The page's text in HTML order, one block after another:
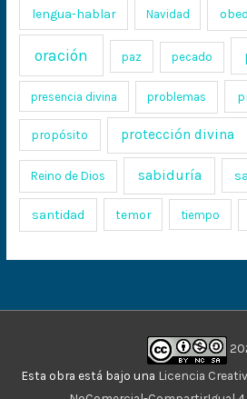
lengua-hablar Navidad
oración paz pecado
presencia divina problemas
propósito protección divina
Reino de Dios sabiduría
santidad temor tiempo
Esta obra está bajo una Licencia